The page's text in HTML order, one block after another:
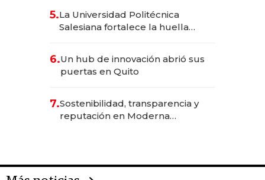
5.La Universidad Politécnica
Salesiana fortalece la huella
6.Un hub de innovación abrió sus
puertas en Quito
7.Sostenibilidad, transparencia y
reputación en Moderna